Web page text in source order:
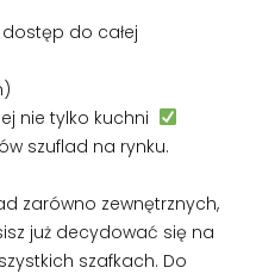
do całej
nie tylko kuchni
szuflad na rynku.
zarówno zewnętrznych,
już decydować się na
szafkach. Do